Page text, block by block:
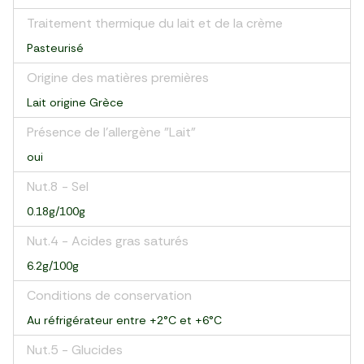
Traitement thermique du lait et de la crème
Pasteurisé
Origine des matières premières
Lait origine Grèce
Présence de l'allergène "Lait"
oui
Nut.8 - Sel
0.18g/100g
Nut.4 - Acides gras saturés
6.2g/100g
Conditions de conservation
Au réfrigérateur entre +2°C et +6°C
Nut.5 - Glucides